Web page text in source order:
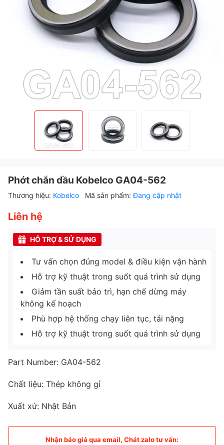
Phớt chắn dầu Kobelco GA04-562
Thương hiệu: Kobelco Mã sản phẩm:Đang cập nhật
Liên hệ
HỖ TRỢ & SỬ DỤNG
Tư vấn chọn đúng model & điều kiện vận hành
Hỗ trợ kỹ thuật trong suốt quá trình sử dụng
Giảm tần suất bảo trì, hạn chế dừng máy
không kế hoạch
Phù hợp hệ thống chạy liên tục, tải nặng
Hỗ trợ kỹ thuật trong suốt quá trình sử dụng
Part Number: GA04-562
Chất liệu: Thép không gỉ
Xuất xứ: Nhật Bản
Nhận báo giá qua email, Chát zalo tư vấn: